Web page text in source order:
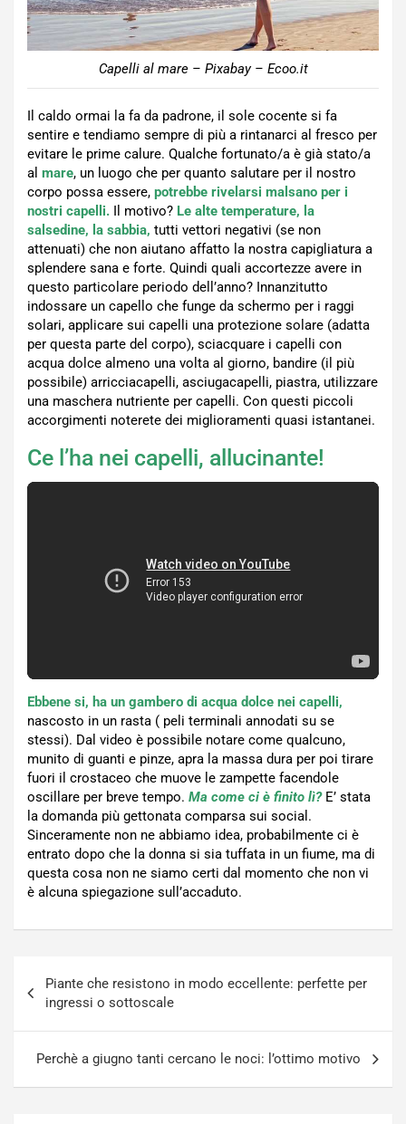
Capelli al mare – Pixabay – Ecoo.it
Il caldo ormai la fa da padrone, il sole cocente si fa
sentire e tendiamo sempre di più a rintanarci al fresco per
evitare le prime calure. Qualche fortunato/a è già stato/a
al mare, un luogo che per quanto salutare per il nostro
corpo possa essere, potrebbe rivelarsi malsano per i
nostri capelli. Il motivo? Le alte temperature, la
salsedine, la sabbia, tutti vettori negativi (se non
attenuati) che non aiutano affatto la nostra capigliatura a
splendere sana e forte. Quindi quali accortezze avere in
questo particolare periodo dell’anno? Innanzitutto
indossare un capello che funge da schermo per i raggi
solari, applicare sui capelli una protezione solare (adatta
per questa parte del corpo), sciacquare i capelli con
acqua dolce almeno una volta al giorno, bandire (il più
possibile) arricciacapelli, asciugacapelli, piastra, utilizzare
una maschera nutriente per capelli. Con questi piccoli
accorgimenti noterete dei miglioramenti quasi istantanei.
Ce l’ha nei capelli, allucinante!
Ebbene si, ha un gambero di acqua dolce nei capelli,
nascosto in un rasta ( peli terminali annodati su se
stessi). Dal video è possibile notare come qualcuno,
munito di guanti e pinze, apra la massa dura per poi tirare
fuori il crostaceo che muove le zampette facendole
oscillare per breve tempo. Ma come ci è finito lì?E’ stata
la domanda più gettonata comparsa sui social.
Sinceramente non ne abbiamo idea, probabilmente ci è
entrato dopo che la donna si sia tuffata in un fiume, ma di
questa cosa non ne siamo certi dal momento che non vi
è alcuna spiegazione sull’accaduto.
articoli
Piante che resistono in modo eccellente: perfette per
ingressi o sottoscale
Perchè a giugno tanti cercano le noci: l’ottimo motivo